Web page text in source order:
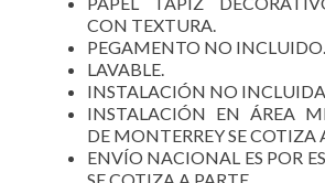
CON TEXTURA.
PEGAMENTO NO INCLUIDO.
LAVABLE.
INSTALACIÓN NO INCLUIDA
INSTALACIÓN EN ÁREA
DE MONTERREY SE COTIZA
ENVÍO NACIONAL ES POR